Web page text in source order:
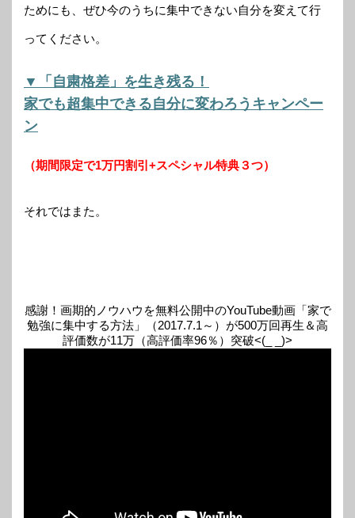
ためにも、ぜひ今のうちに集中できない自分を変えて行
ってください。
▼「自粛格差」を生き残る！
家でも超集中できる自分に変わろうキャンペー
ン
（期間限定で1万円割引+スペシャル特典３つ）
それではまた。
感謝！画期的ノウハウを無料公開中のYouTube動画「家で
勉強に集中する方法」（2017.7.1～）が500万回再生＆高
評価数が11万（高評価率96％）突破<(_ _)>